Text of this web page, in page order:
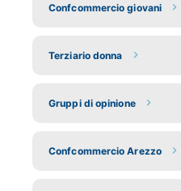
Confcommercio giovani
Terziario donna
Gruppi di opinione
Confcommercio Arezzo